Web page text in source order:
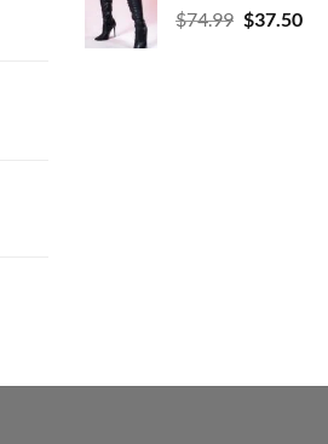
$74.99 $37.50